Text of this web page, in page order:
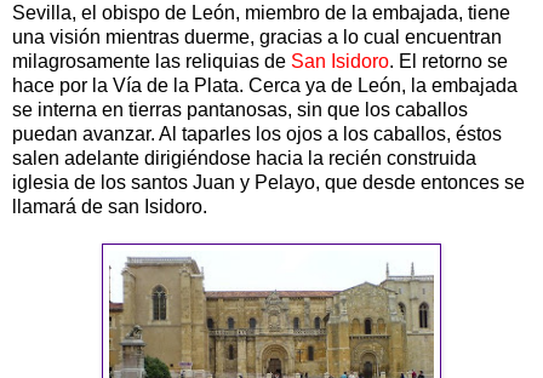
Sevilla, el obispo de León, miembro de la embajada, tiene
una visión mientras duerme, gracias a lo cual encuentran
milagrosamente las reliquias de San Isidoro. El retorno se
hace por la Vía de la Plata. Cerca ya de León, la embajada
se interna en tierras pantanosas, sin que los caballos
puedan avanzar. Al taparles los ojos a los caballos, éstos
salen adelante dirigiéndose hacia la recién construida
iglesia de los santos Juan y Pelayo, que desde entonces se
llamará de san Isidoro.